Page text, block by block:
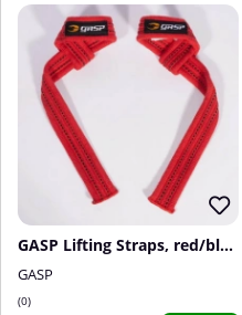
GASP Lifting Straps, red/black
GASP
0